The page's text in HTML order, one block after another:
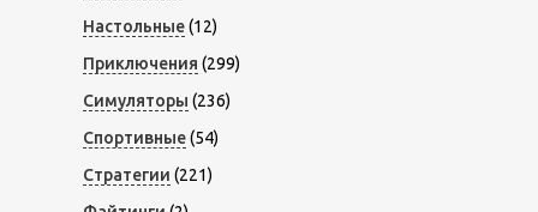
Настольные(12)
Приключения (299)
Симуляторы (236)
Спортивные(54)
Стратегии (221)